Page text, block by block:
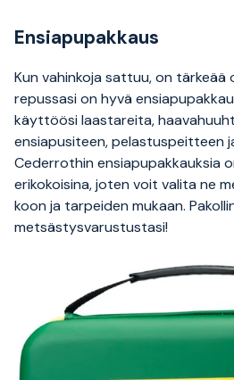
Ensiapupakkaus
Kun vahinkoja sattuu, on tärkeää
repussasi on hyvä
käyttöösi laastareita,
ensiapusiteen, pelastuspeitteen
Cederrothin ensiapupakkauksia
erikokoisina, joten voit valita ne
koon ja tarpeiden mukaan.
metsästysvarustustasi!